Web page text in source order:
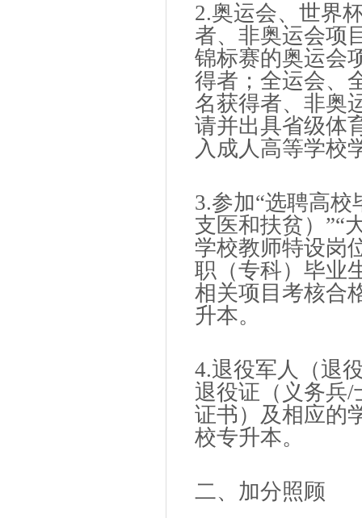
2.奥运会、世界
者、非奥运会项
锦标赛的奥运会
得者；全运会、
名获得者、非奥
请并出具省级体
入成人高等学校
3.参加“选聘高
支医和扶贫）”“
学校教师特设岗
职（专科）毕业
相关项目考核合
升本。
4.退役军人（退
退役证（义务兵
证书）及相应的
校专升本。
二、加分照顾